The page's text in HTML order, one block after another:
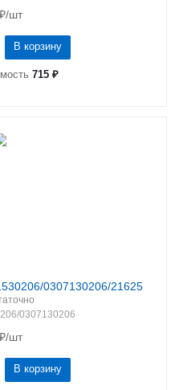
₽/шт
В корзину
715 ₽
0307130206/21625
0307130206
₽/шт
В корзину